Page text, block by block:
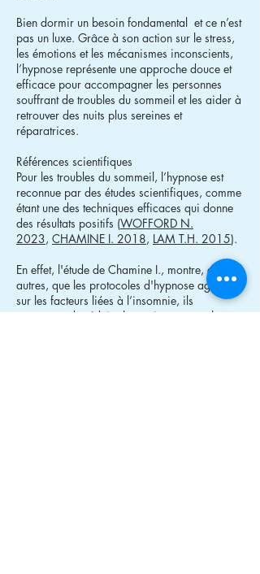
Bien dormir un besoin fondamental et ce n’est
pas un luxe. Grâce à son action sur le stress,
les émotions et les mécanismes inconscients,
l’hypnose représente une approche douce et
efficace pour accompagner les personnes
souffrant de troubles du sommeil et les aider à
retrouver des nuits plus sereines et
réparatrices.
Références scientifiques
Pour les troubles du sommeil, l’hypnose est
reconnue par des études scientifiques, comme
étant une des techniques efficaces qui donne
des résultats positifs (WOFFORD N.
2023, CHAMINE I. 2018, LAM T.H. 2015).
En effet, l'étude de Chamine I., montre, entre
autres, que les protocoles d'hypnose agissent
sur les facteurs liées à l’insomnie, ils
permettent de réduire la tension au coucher et